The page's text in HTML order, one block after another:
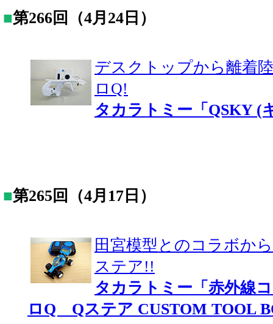
■第266回（4月24日）
デスクトップから離着
ロQ!
タカラトミー「QSKY (
■第265回（4月17日）
田宮模型とのコラボか
ステア!!
タカラトミー「赤外線
ロQ Qステア CUSTOM TOOL